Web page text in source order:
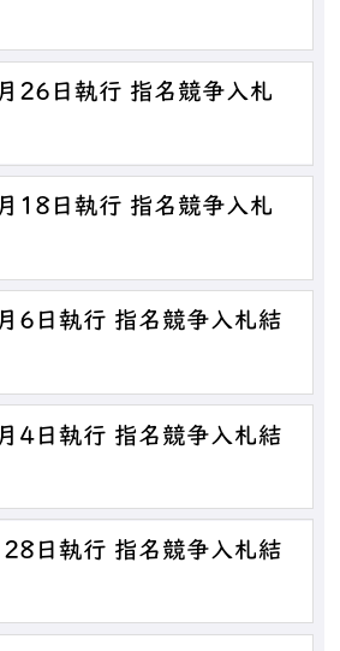
26日執行 指名競争入札
18日執行 指名競争入札
6日執行 指名競争入札結
4日執行 指名競争入札結
日執行 指名競争入札結